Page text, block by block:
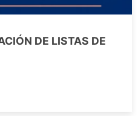
DE LISTAS DE